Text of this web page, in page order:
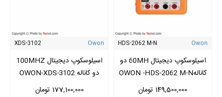
Owon
HDS-2062 M-N
اسیلوسکوپ دیجیتال 60MH دو
کانالهOWON -HDS-2062 M-N
149,500,000 تومان
Owon
XDS-3102
اسیلوسکوپ دیجیتال 100MHZ
دو کاناله OWON-XDS-3102
177,100,000 تومان